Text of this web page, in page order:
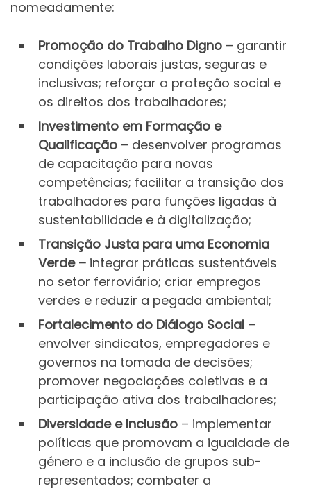
nomeadamente:
Promoção do Trabalho Digno – garantir
condições laborais justas, seguras e
inclusivas; reforçar a proteção social e
os direitos dos trabalhadores;
Investimento em Formação e
Qualificação – desenvolver programas
de capacitação para novas
competências; facilitar a transição dos
trabalhadores para funções ligadas à
sustentabilidade e à digitalização;
Transição Justa para uma Economia
Verde – integrar práticas sustentáveis
no setor ferroviário; criar empregos
verdes e reduzir a pegada ambiental;
Fortalecimento do Diálogo Social –
envolver sindicatos, empregadores e
governos na tomada de decisões;
promover negociações coletivas e a
participação ativa dos trabalhadores;
Diversidade e Inclusão – implementar
políticas que promovam a igualdade de
género e a inclusão de grupos sub-
representados; combater a